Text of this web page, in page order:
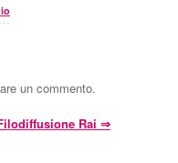
un commento.
Rai ⇒